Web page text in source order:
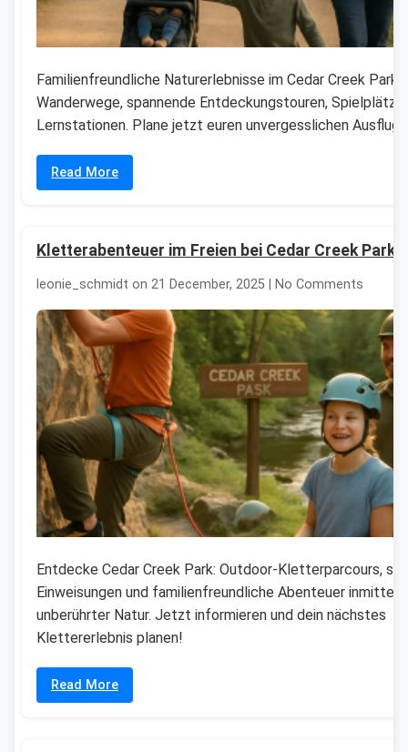
Familienfreundliche Naturerlebnisse im Cedar Creek Park:
Wanderwege, spannende Entdeckungstouren, Spielplätze
Lernstationen. Plane jetzt euren unvergesslichen Ausflug!
Read More
Kletterabenteuer im Freien bei Cedar Creek Park
leonie_schmidt on 21 December, 2025 | No Comments
Entdecke Cedar Creek Park: Outdoor-Kletterparcours,
Einweisungen und familienfreundliche Abenteuer inmitten
unberührter Natur. Jetzt informieren und dein nächstes
Klettererlebnis planen!
Read More